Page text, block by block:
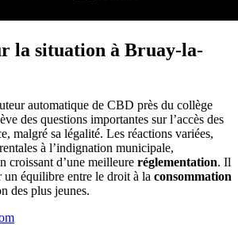
la situation à Bruay-la-
automatique de CBD près du collège
des questions importantes sur l’accès des
malgré sa légalité. Les réactions variées,
à l’indignation municipale,
croissant d’une meilleure réglementation. Il
un équilibre entre le droit à la consommation
des plus jeunes.